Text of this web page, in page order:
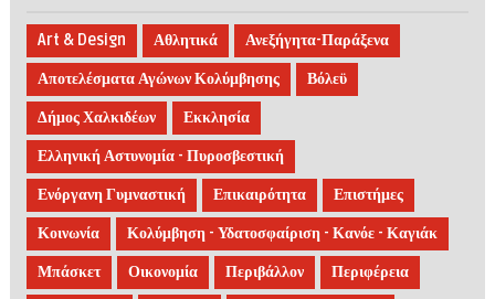
Art & Design Αθλητικά Ανεξήγητα-Παράξενα
Αποτελέσματα Αγώνων Κολύμβησης Βόλεϋ
Δήμος Χαλκιδέων Εκκλησία
Ελληνική Αστυνομία - Πυροσβεστική
Ενόργανη Γυμναστική Επικαιρότητα Επιστήμες
Κοινωνία Κολύμβηση - Υδατοσφαίριση - Κανόε - Καγιάκ
Μπάσκετ Οικονομία Περιβάλλον Περιφέρεια